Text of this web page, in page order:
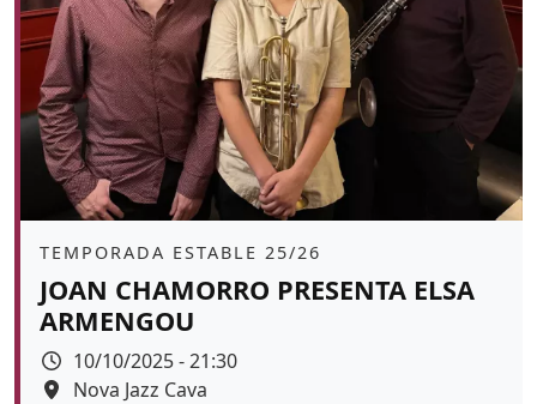
Àmbit
TEMPORADA ESTABLE 25/26
JOAN CHAMORRO PRESENTA ELSA
ARMENGOU
Data
10/10/2025 - 21:30
Espai
Nova Jazz Cava